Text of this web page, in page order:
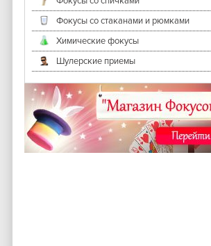
Фокусы со стаканами и рюмками
Химические фокусы
Шулерские приемы